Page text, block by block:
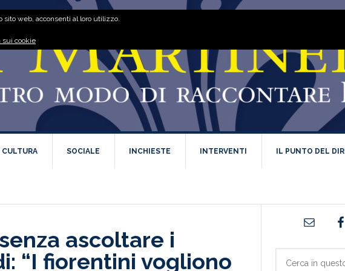
CULTURA SOCIALE INCHIESTE INTERVENTI IL PUNTO DEL
ascoltare i
“I fiorentini vogliono
Barra
primaria
web, acconsenti al loro utilizzo.
sui cookie